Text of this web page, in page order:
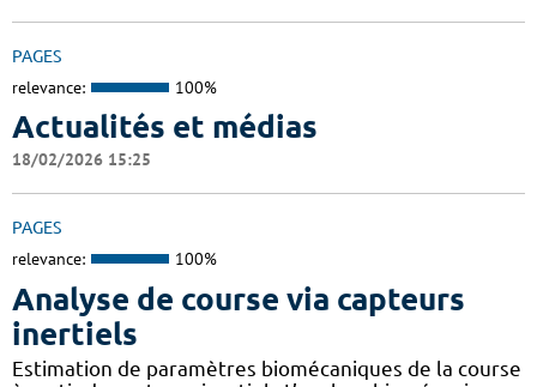
PAGES
relevance: 100%
Actualités et médias
18/02/2026 15:25
PAGES
relevance: 100%
Analyse de course via capteurs
inertiels
Estimation de paramètres biomécaniques de la course